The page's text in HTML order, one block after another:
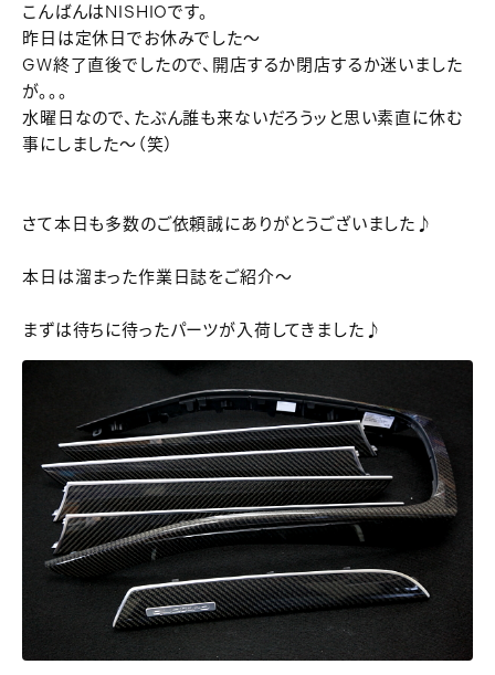
こんばんはNISHIOです。
昨日は定休日でお休みでした～
GW終了直後でしたので、開店するか閉店するか迷いました
が。。。
水曜日なので、たぶん誰も来ないだろうッと思い素直に休む
事にしました～（笑）
さて本日も多数のご依頼誠にありがとうございました♪
本日は溜まった作業日誌をご紹介～
まずは待ちに待ったパーツが入荷してきました♪